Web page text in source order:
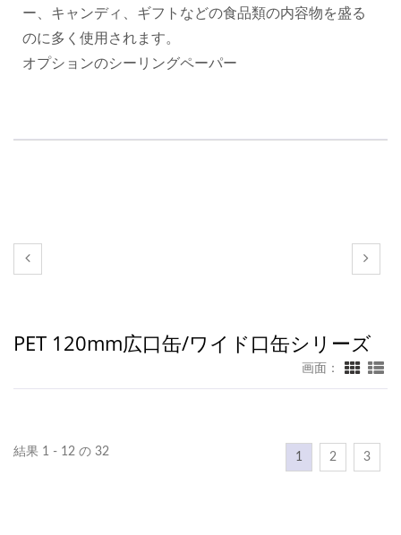
ー、キャンディ、ギフトなどの食品類の内容物を盛る
のに多く使用されます。
オプションのシーリングペーパー
PET 120mm広口缶/ワイド口缶シリーズ
画面：
結果 1 - 12 の 32 1 2 3